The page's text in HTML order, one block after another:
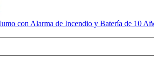
con Alarma de Incendio y Batería de 10